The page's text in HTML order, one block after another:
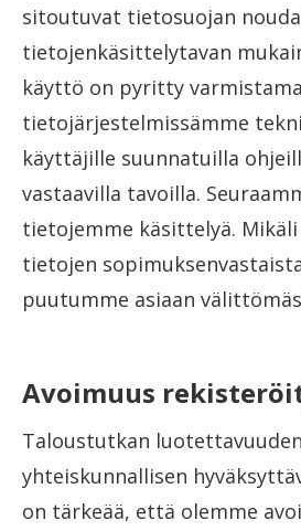
sitoutuvat tietosuojan
tietojenkäsittelytavan
käyttö on pyritty
tietojärjestelmissämme
käyttäjille suunnatuilla
vastaavilla tavoilla.
tietojemme käsittelyä.
tietojen
puutumme asiaan
Avoimuus
Taloustutkan
yhteiskunnallisen
on tärkeää, että olemme